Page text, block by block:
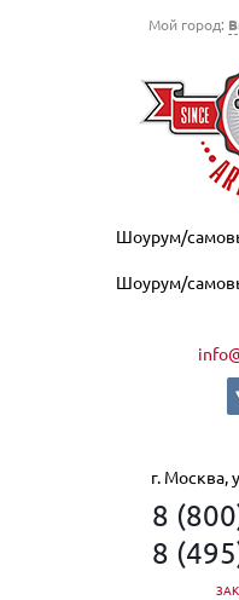
Мой город:
Шоурум/
Шоурум/
г. Москва,
8
8